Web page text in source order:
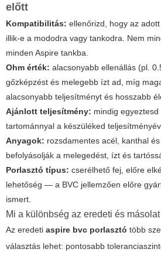
előtt
Kompatibilitás: ellenőrizd, hogy az adott
illik-e a mododra vagy tankodra. Nem
minden Aspire tankba.
Ohm érték: alacsonyabb ellenállás (pl.
gőzképzést és melegebb ízt ad, míg
alacsonyabb teljesítményt és hosszabb
Ajánlott teljesítmény: mindig
tartománnyal a készüléked
Anyagok: rozsdamentes acél, kanthal
befolyásolják a melegedést, ízt és
Porlasztó típus: cserélhető fej, előre
lehetőség — a BVC jellemzően előre
ismert.
Mi a különbség az eredeti és
Az eredeti aspire bvc porlasztó több
választás lehet: pontosabb